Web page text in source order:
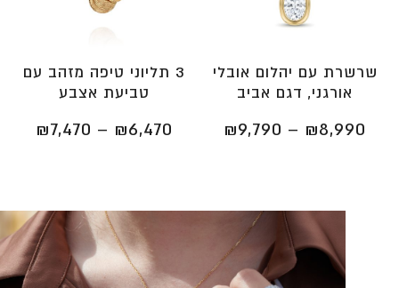
שרשרת עם יהלום אובלי
אורגני, דגם אביב
₪8,990
–
₪9,790
3 תליוני טיפה מזהב עם
טביעת אצבע
₪6,470
–
₪7,470
⁦₪7,470⁩